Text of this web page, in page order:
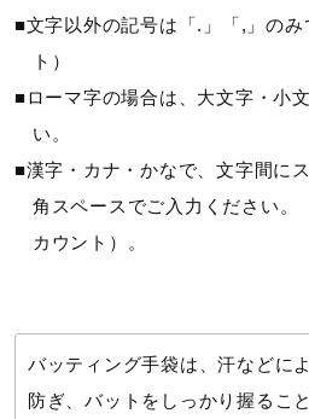
素材
平側素材：羊革
甲側素材：合成皮革、合成繊維
原産国
インドネシア製
■文字以外の記号は「.」「,」の
ト）
■ローマ字の場合は、大文字・小
い。
■漢字・カナ・かなで、文字間に
角スペースでご入力ください。
カウント）。
バッティング手袋は、汗などに
防ぎ、バットをしっかり握るこ